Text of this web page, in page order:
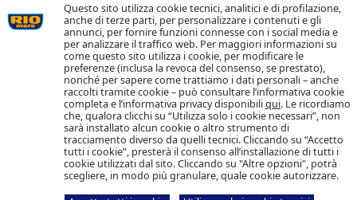
Questo sito utilizza cookie tecnici, analitici e di profilazione,
anche di terze parti, per personalizzare i contenuti e gli
annunci, per fornire funzioni connesse con i social media e
per analizzare il traffico web. Per maggiori informazioni su
come questo sito utilizza i cookie, per modificare le
preferenze (inclusa la revoca del consenso, se prestato),
nonché per sapere come trattiamo i dati personali – anche
raccolti tramite cookie – può consultare l’informativa cookie
completa e l’informativa privacy disponibiliqui. Le ricordiamo
che, qualora clicchi su “Utilizza solo i cookie necessari”, non
sarà installato alcun cookie o altro strumento di
tracciamento diverso da quelli tecnici. Cliccando su “Accetto
tutti i cookie”, presterà il consenso all’installazione di tutti i
cookie utilizzati dal sito. Cliccando su "Altre opzioni", potrà
scegliere, in modo più granulare, quale cookie autorizzare.
ODGOVORNOST
SLJEDIVOST
KONTAKTIRAJTE NAS
POLITIKA KOLAČIĆA POLITIKA PRIVATNOSTI
Pratite nas